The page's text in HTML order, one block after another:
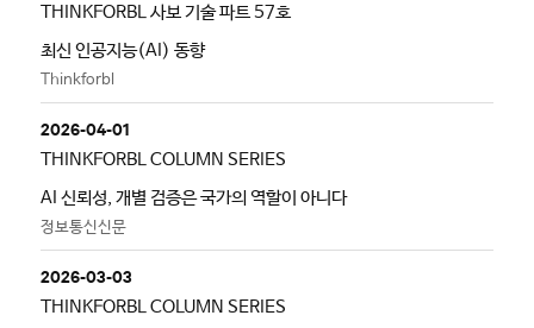
THINKFORBL 사보 기술 파트 57호
최신 인공지능(AI) 동향
Thinkforbl
2026-04-01
THINKFORBL COLUMN SERIES
AI 신뢰성, 개별 검증은 국가의 역할이 아니다
정보통신신문
2026-03-03
THINKFORBL COLUMN SERIES